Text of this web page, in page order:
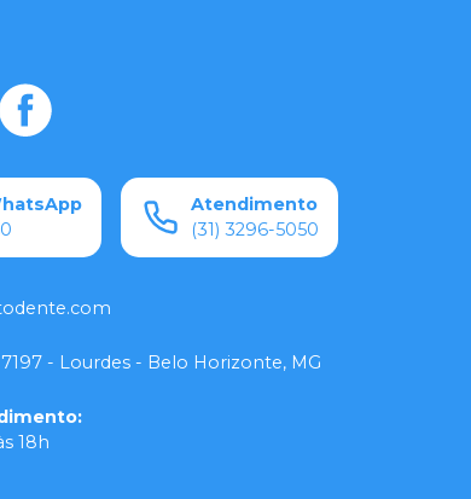
Atendimento
(31) 3296-5050
- Lourdes - Belo Horizonte, MG
:
18h